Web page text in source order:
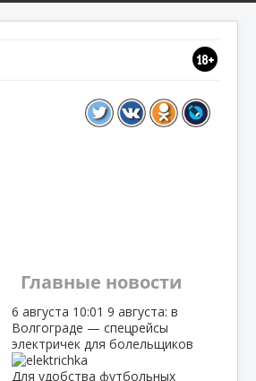
Главные новости
6 августа 10:01 9 августа: в
Волгограде — спецрейсы
электричек для болельщиков
Для удобства футбольных